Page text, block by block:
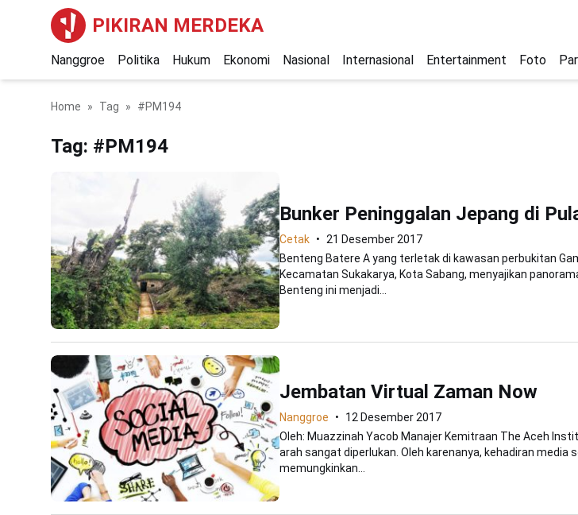
PIKIRAN MERDEKA
Nanggroe Politika Hukum Ekonomi Nasional Internasional Entertainment Foto
Home Tag #PM194
Tag: #PM194
Bunker Peninggalan Jepang di
Cetak
21 Desember 2017
Benteng Batere A yang terletak di kawasan perbukitan
Kecamatan Sukakarya, Kota Sabang, menyajikan
Benteng ini menjadi...
Jembatan Virtual Zaman Now
Nanggroe
12 Desember 2017
Oleh: Muazzinah Yacob Manajer Kemitraan The Aceh
arah sangat diperlukan. Oleh karenanya, kehadiran media
memungkinkan...